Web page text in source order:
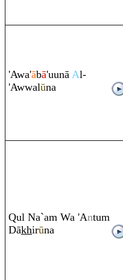
'Awa'ābā'uunā Al-
'Awwalūna
Qul Na`am Wa 'Antum
Dākhirūna